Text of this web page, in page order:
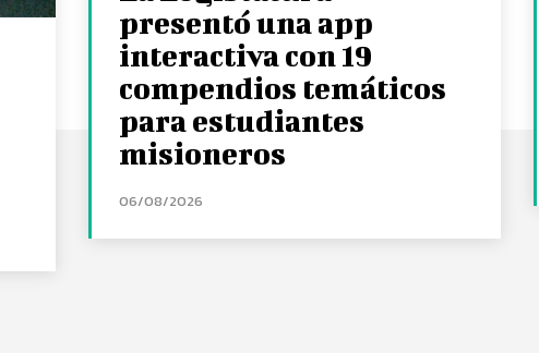
presentó una app
interactiva con 19
compendios temáticos
para estudiantes
misioneros
06/08/2026